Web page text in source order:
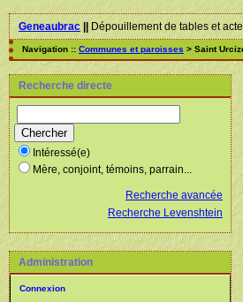
Geneaubrac||Dépouillement de tables et
Navigation :: Communes et paroisses > Saint
Recherche directe
Intéressé(e)
Mère, conjoint, témoins, parrain...
Recherche avancée
Recherche Levenshtein
Administration
Connexion